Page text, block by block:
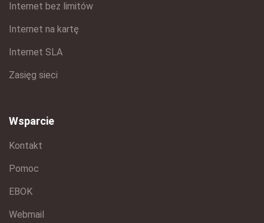
Internet bez limitów
Internet na kartę
Internet SLA
Zasięg sieci
Wsparcie
Kontakt
Pomoc
EBOK
Webmail